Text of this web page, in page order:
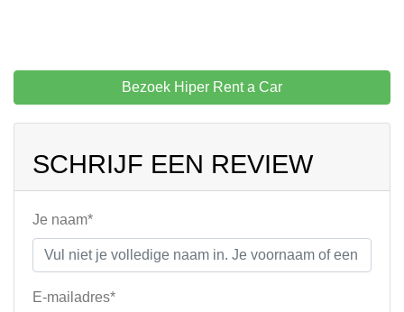
Bezoek Hiper Rent a Car
SCHRIJF EEN REVIEW
Je naam*
E-mailadres*